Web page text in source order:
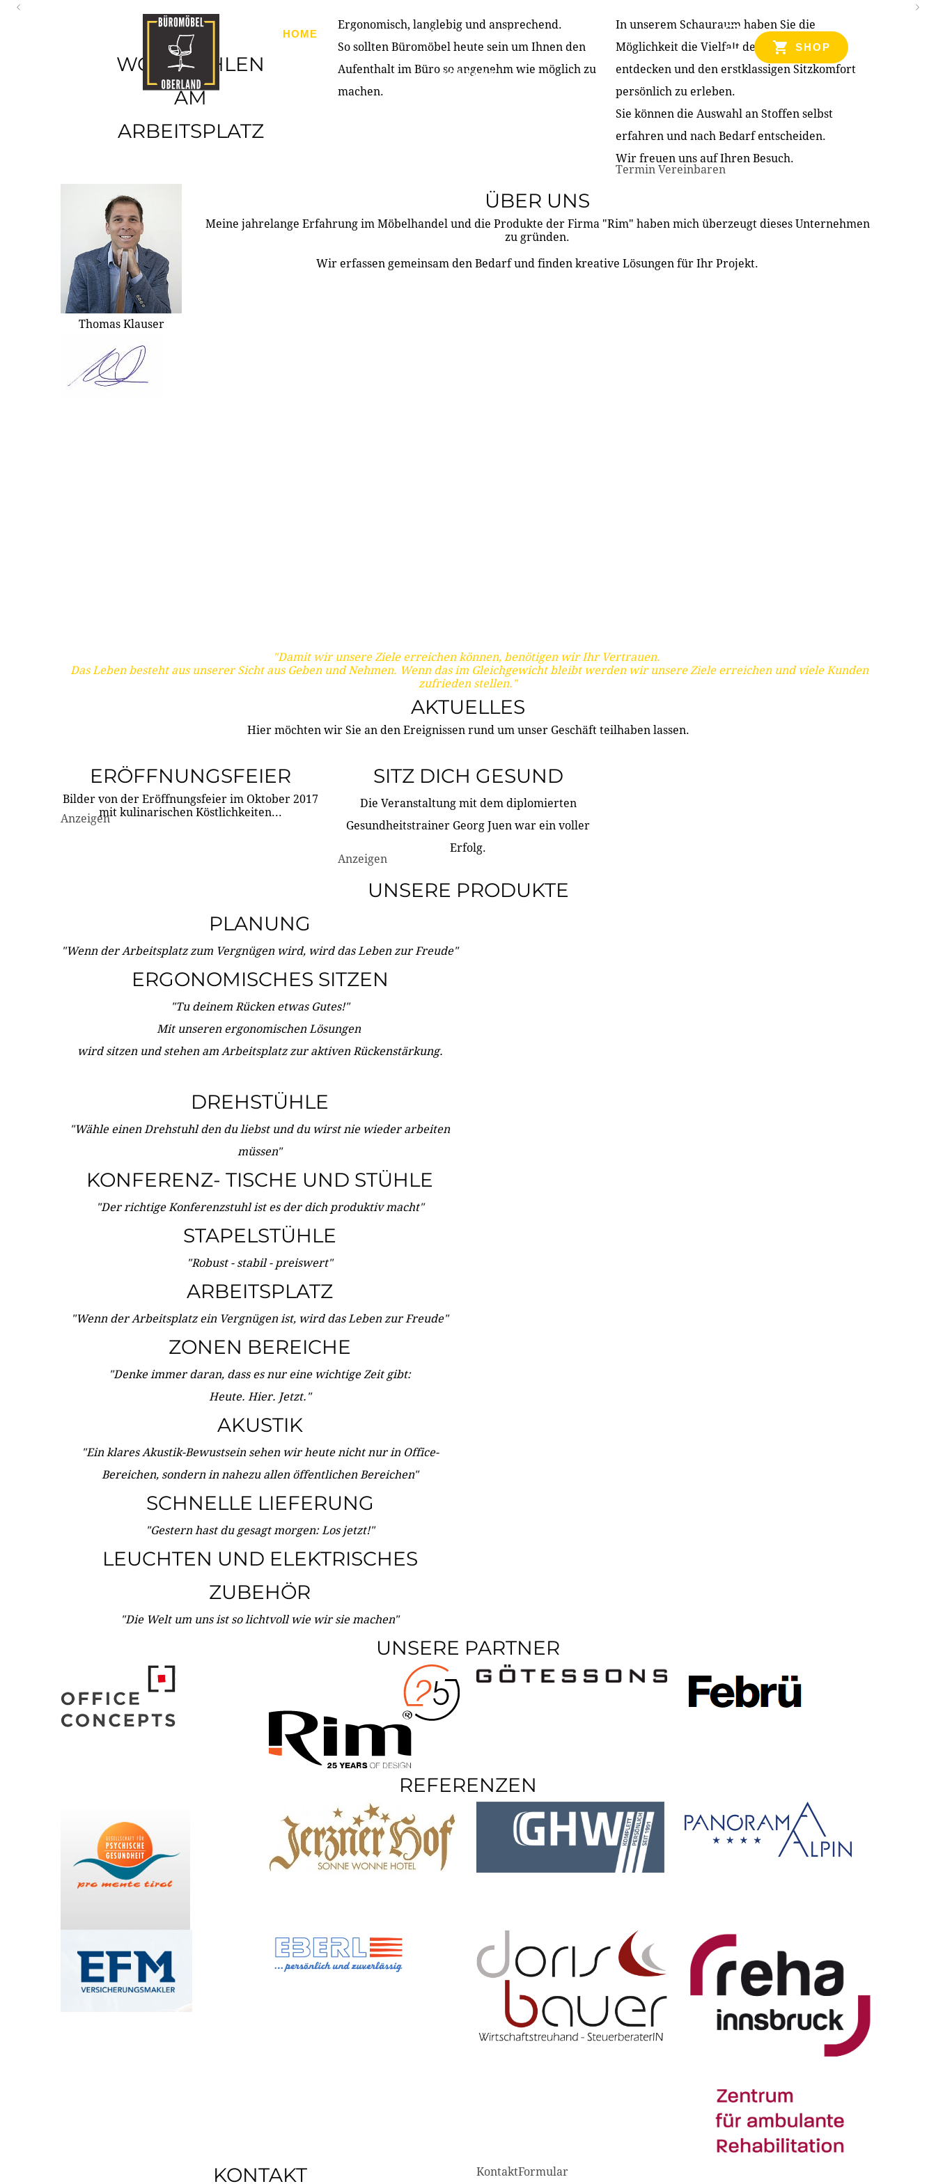
HOME PRODUKTE ÜBER UNS PARTNER & REFERENZEN
KONTAKT
SHOP
WOHLFÜHLEN
AM
ARBEITSPLATZ
Ergonomisch, langlebig und ansprechend.
So sollten Büromöbel heute sein um Ihnen den
Aufenthalt im Büro so angenehm wie möglich zu
machen.
In unserem Schauraum haben Sie die
Möglichkeit die Vielfalt der Produkte zu
entdecken und den erstklassigen Sitzkomfort
persönlich zu erleben.
Sie können die Auswahl an Stoffen selbst
erfahren und nach Bedarf entscheiden.
Wir freuen uns auf Ihren Besuch.
Termin Vereinbaren
Thomas Klauser
ÜBER UNS
Meine jahrelange Erfahrung im Möbelhandel und die Produkte der Firma "Rim" haben mich überzeugt dieses Unternehmen
zu gründen.
Wir erfassen gemeinsam den Bedarf und finden kreative Lösungen für Ihr Projekt.
"Damit wir unsere Ziele erreichen können, benötigen wir Ihr Vertrauen.
Das Leben besteht aus unserer Sicht aus Geben und Nehmen. Wenn das im Gleichgewicht bleibt werden wir unsere Ziele erreichen und viele Kunden
zufrieden stellen."
AKTUELLES
Hier möchten wir Sie an den Ereignissen rund um unser Geschäft teilhaben lassen.
ERÖFFNUNGSFEIER
Bilder von der Eröffnungsfeier im Oktober 2017
mit kulinarischen Köstlichkeiten...
Anzeigen
SITZ DICH GESUND
Die Veranstaltung mit dem diplomierten
Gesundheitstrainer Georg Juen war ein voller
Erfolg.
Anzeigen
UNSERE PRODUKTE
PLANUNG
"Wenn der Arbeitsplatz zum Vergnügen wird, wird das Leben zur Freude"
ERGONOMISCHES SITZEN
"Tu deinem Rücken etwas Gutes!"
Mit unseren ergonomischen Lösungen
wird sitzen und stehen am Arbeitsplatz zur aktiven Rückenstärkung.
DREHSTÜHLE
"Wähle einen Drehstuhl den du liebst und du wirst nie wieder arbeiten
müssen"
KONFERENZ- TISCHE UND STÜHLE
"Der richtige Konferenzstuhl ist es der dich produktiv macht"
STAPELSTÜHLE
"Robust - stabil - preiswert"
ARBEITSPLATZ
"Wenn der Arbeitsplatz ein Vergnügen ist, wird das Leben zur Freude"
ZONEN BEREICHE
"Denke immer daran, dass es nur eine wichtige Zeit gibt:
Heute. Hier. Jetzt."
AKUSTIK
"Ein klares Akustik-Bewustsein sehen wir heute nicht nur in Office-
Bereichen, sondern in nahezu allen öffentlichen Bereichen"
SCHNELLE LIEFERUNG
"Gestern hast du gesagt morgen: Los jetzt!"
LEUCHTEN UND ELEKTRISCHES
ZUBEHÖR
"Die Welt um uns ist so lichtvoll wie wir sie machen"
UNSERE PARTNER
REFERENZEN
KONTAKT KontaktFormular